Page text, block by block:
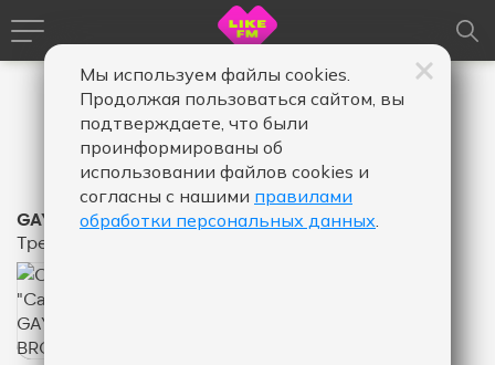
GAYAZOV$ BROTHER$
Треки
Мы используем файлы cookies.
Продолжая пользоваться сайтом, вы
подтверждаете, что были
проинформированы об
использовании файлов cookies и
согласны с нашими правилами
обработки персональных данных.